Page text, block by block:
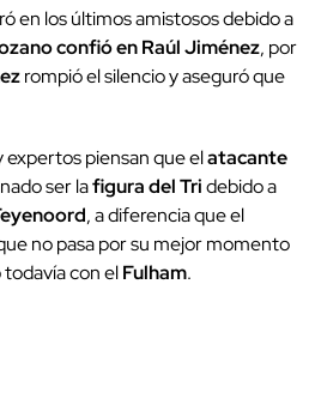
en los últimos amistosos debido a
confió en Raúl Jiménez, por
rompió el silencio y aseguró que
piensan que elatacante
ser lafigura del Tridebido a
, a diferencia que el
no pasa por su mejor momento
con elFulham.